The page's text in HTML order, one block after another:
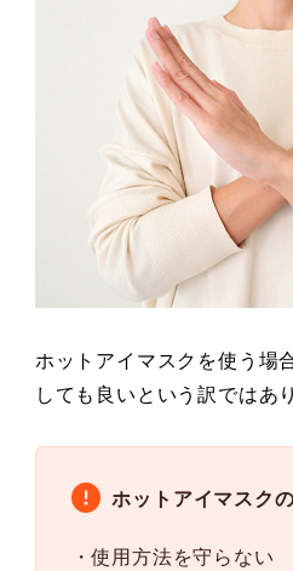
ホットアイマスクを使う場
しても良いという訳ではあ
ホットアイマスク
・使用方法を守らない